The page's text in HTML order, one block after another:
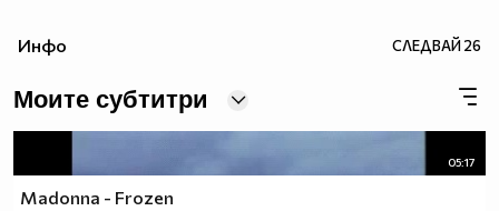
Инфо СЛЕДВАЙ26
Моите субтитри
05:17
Madonna - Frozen